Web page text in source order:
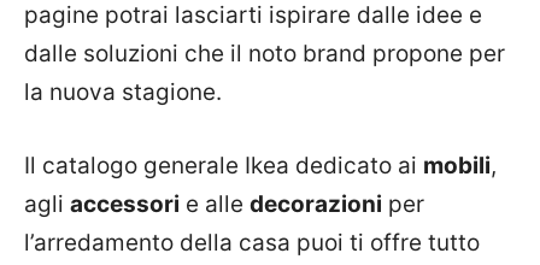
pagine potrai lasciarti ispirare dalle idee e
dalle soluzioni che il noto brand propone per
la nuova stagione.
Il catalogo generale Ikea dedicato ai mobili,
agli accessori e alle decorazioni per
l’arredamento della casa puoi ti offre tutto